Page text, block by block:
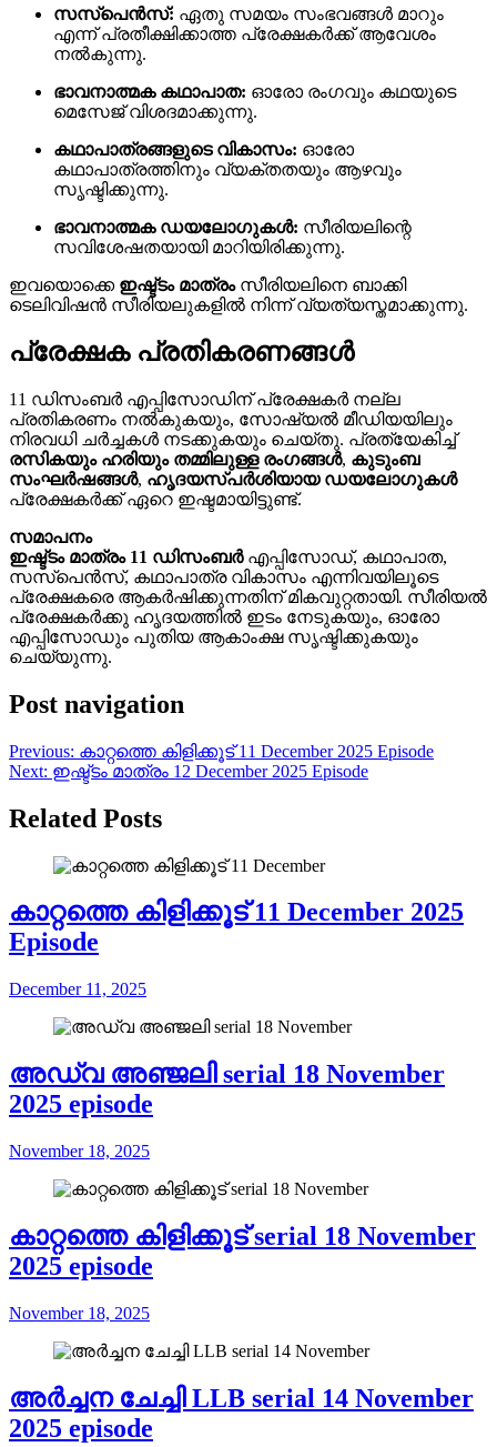
സസ്പെൻസ്: ഏതു സമയം സംഭവങ്ങൾ മാറും
എന്ന് പ്രതീക്ഷിക്കാത്ത പ്രേക്ഷകർക്ക് ആവേശം
നൽകുന്നു.
ഭാവനാത്മക കഥാപാത: ഓരോ രംഗവും കഥയുടെ
മെസേജ് വിശദമാക്കുന്നു.
കഥാപാത്രങ്ങളുടെ വികാസം: ഓരോ
കഥാപാത്രത്തിനും വ്യക്തതയും ആഴവും
സൃഷ്ടിക്കുന്നു.
ഭാവനാത്മക ഡയലോഗുകൾ: സീരിയലിന്റെ
സവിശേഷതയായി മാറിയിരിക്കുന്നു.
ഇവയൊക്കെ ഇഷ്ട്ടം മാത്രംസീരിയലിനെ ബാക്കി
ടെലിവിഷൻ സീരിയലുകളിൽ നിന്ന് വ്യത്യസ്തമാക്കുന്നു.
പ്രേക്ഷക പ്രതികരണങ്ങൾ
11 ഡിസംബർ എപ്പിസോഡിന് പ്രേക്ഷകർ നല്ല
പ്രതികരണം നൽകുകയും, സോഷ്യൽ മീഡിയയിലും
നിരവധി ചർച്ചകൾ നടക്കുകയും ചെയ്തു. പ്രത്യേകിച്ച്
രസികയും ഹരിയും തമ്മിലുള്ള രംഗങ്ങൾ, കുടുംബ
സംഘർഷങ്ങൾ, ഹൃദയസ്പർശിയായ ഡയലോഗുകൾ
പ്രേക്ഷകർക്ക് ഏറെ ഇഷ്ടമായിട്ടുണ്ട്.
സമാപനം
ഇഷ്ട്ടം മാത്രം 11 ഡിസംബർഎപ്പിസോഡ്, കഥാപാത,
സസ്പെൻസ്, കഥാപാത്ര വികാസം എന്നിവയിലൂടെ
പ്രേക്ഷകരെ ആകർഷിക്കുന്നതിന് മികവുറ്റതായി. സീരിയൽ
പ്രേക്ഷകർക്കു ഹൃദയത്തിൽ ഇടം നേടുകയും, ഓരോ
എപ്പിസോഡും പുതിയ ആകാംക്ഷ സൃഷ്ടിക്കുകയും
ചെയ്യുന്നു.
Post navigation
Previous: കാറ്റത്തെ കിളിക്കൂട് 11 December 2025 Episode
Next: ഇഷ്ട്ടം മാത്രം 12 December 2025 Episode
Related Posts
കാറ്റത്തെ കിളിക്കൂട് 11 December 2025
Episode
December 11, 2025
അഡ്വ അഞ്ജലി serial 18 November
2025 episode
November 18, 2025
കാറ്റത്തെ കിളിക്കൂട് serial 18 November
2025 episode
November 18, 2025
അർച്ചന ചേച്ചി LLB serial 14 November
2025 episode